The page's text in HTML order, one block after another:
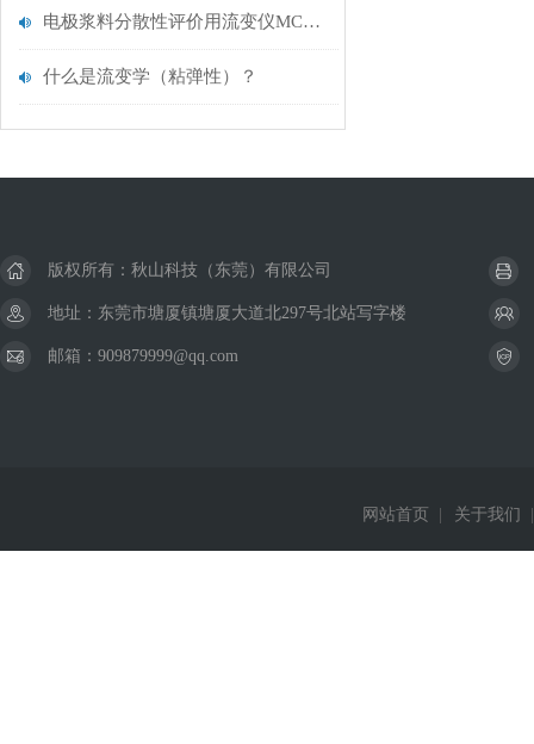
电极浆料分散性评价用流变仪MCR102e产品介绍
什么是流变学（粘弹性）？
版权所有：秋山科技（东莞）有限公司
地址：东莞市塘厦镇塘厦大道北297号北站写字楼
邮箱：909879999@qq.com
网站首页 关于我们